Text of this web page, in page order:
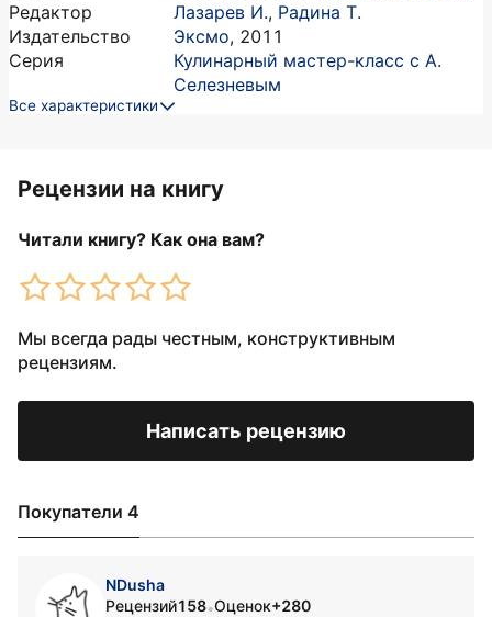
Редактор
Лазарев И., Радина Т.
Издательство
Эксмо, 2011
Серия
Кулинарный мастер-класс с А.
Селезневым
Все характеристики
Рецензии на книгу
Читали книгу? Как она вам?
Мы всегда рады честным, конструктивным
рецензиям.
Написать рецензию
Покупатели 4
NDusha
Рецензий158•Оценок+280